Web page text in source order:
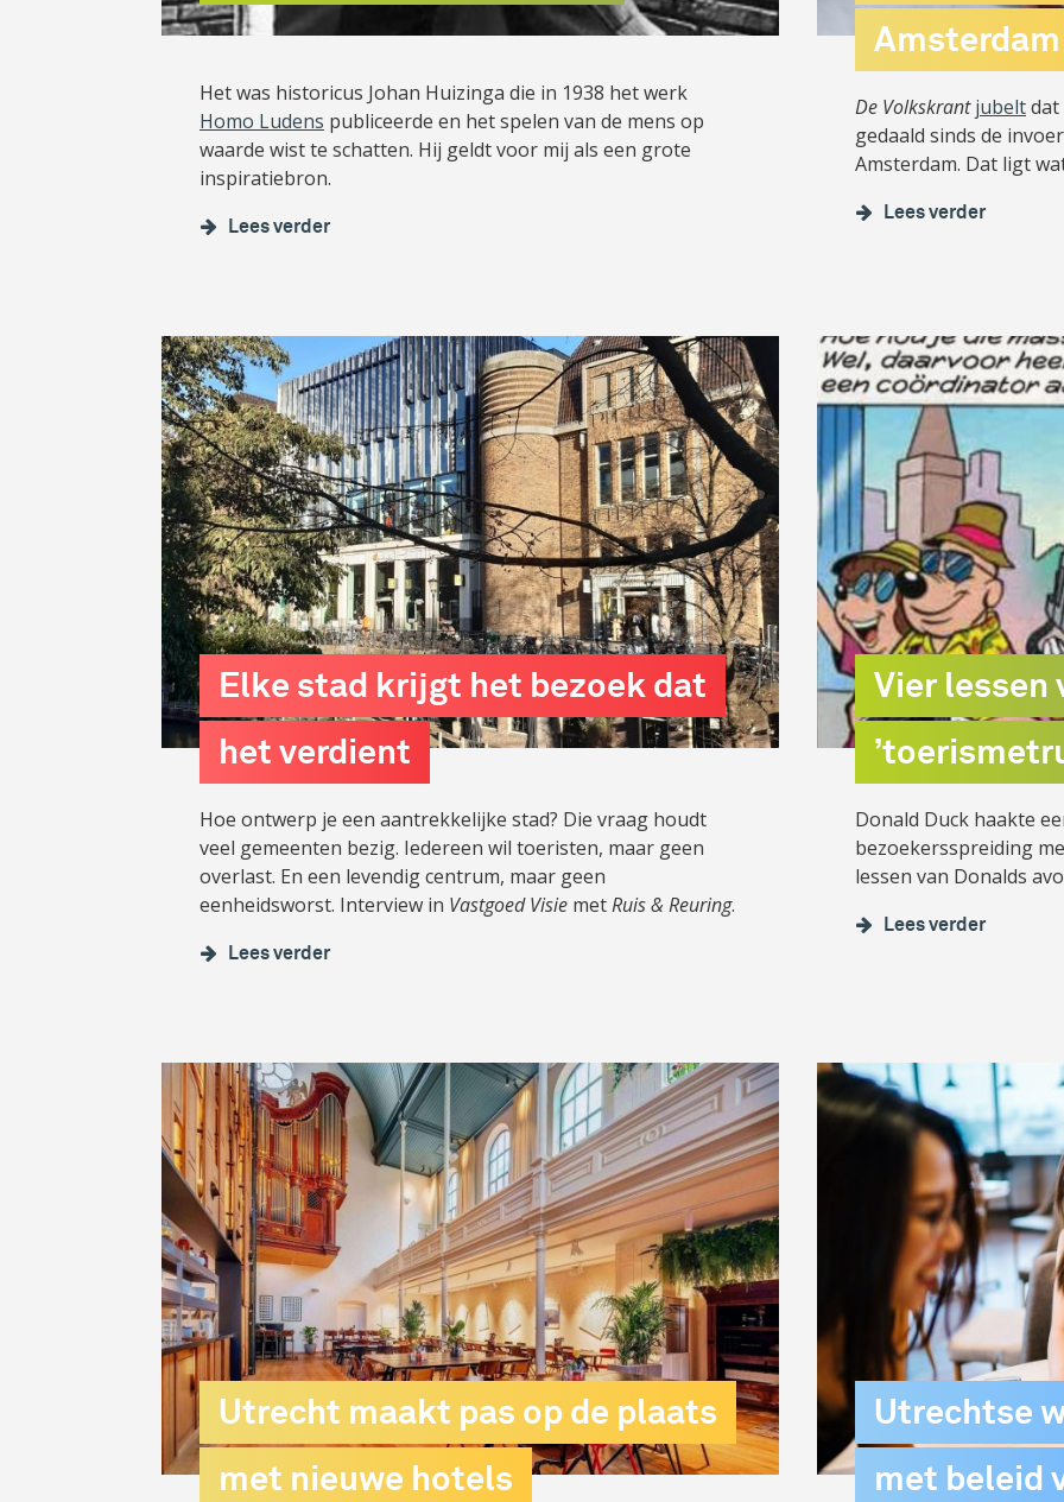
Het was historicus Johan Huizinga die in 1938 het werk
Homo Ludens publiceerde en het spelen van de mens op
waarde wist te schatten. Hij geldt voor mij als een grote
inspiratiebron.
Lees verder
De Volkskrant jubeltdat
gedaald sinds de
Amsterdam. Dat ligt
Lees verder
Elke stad krijgt het bezoek dat
het verdient
Hoe ontwerp je een aantrekkelijke stad? Die vraag houdt
veel gemeenten bezig. Iedereen wil toeristen, maar geen
overlast. En een levendig centrum, maar geen
eenheidsworst. Interview in Vastgoed Visie metRuis & Reuring.
Lees verder
Vier lessen
Donald Duck haakte
bezoekersspreiding
lessen van Donalds
Lees verder
Utrecht maakt pas op de plaats
met nieuwe hotels
Utrechtse
met beleid